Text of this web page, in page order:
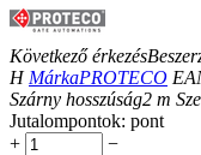
Következő érkezés
H MárkaPROTECO
Szárny hosszúság2 m
Jutalompontok: pont
+
−